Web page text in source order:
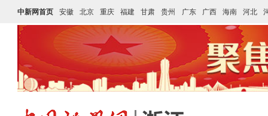
中新网首页 安徽 北京 重庆 福建 甘肃 贵州 广东 广西 海南 河北